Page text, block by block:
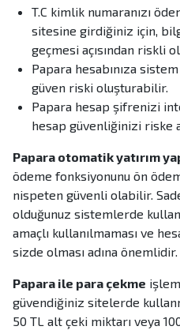
T.C kimlik numaranızı
sitesine girdiğiniz için,
geçmesi açısından riskli
Papara hesabınıza
güven riski oluşturabilir.
Papara hesap şifrenizi
hesap güvenliğinizi riske
Papara otomatik yatırım
ödeme fonksiyonunu ön
nispeten güvenli olabilir.
olduğunuz sistemlerde
amaçlı kullanılmaması ve
sizde olması adına önemlidir.
Papara ile para çekme
güvendiğiniz sitelerde
50 TL alt çeki miktarı veya